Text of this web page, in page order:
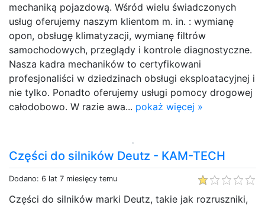
mechaniką pojazdową. Wśród wielu świadczonych
usług oferujemy naszym klientom m. in. : wymianę
opon, obsługę klimatyzacji, wymianę filtrów
samochodowych, przeglądy i kontrole diagnostyczne.
Nasza kadra mechaników to certyfikowani
profesjonaliści w dziedzinach obsługi eksploatacyjnej i
nie tylko. Ponadto oferujemy usługi pomocy drogowej
całodobowo. W razie awa... pokaż więcej »
Części do silników Deutz - KAM-TECH
Dodano: 6 lat 7 miesięcy temu
Części do silników marki Deutz, takie jak rozruszniki,